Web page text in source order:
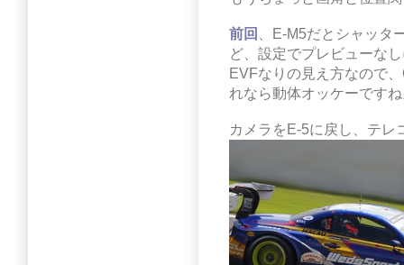
前回
、E-M5だとシャッ
ど、設定でプレビューな
EVFなりの見え方なので
れなら動体オッケーです
カメラをE-5に戻し、テレ